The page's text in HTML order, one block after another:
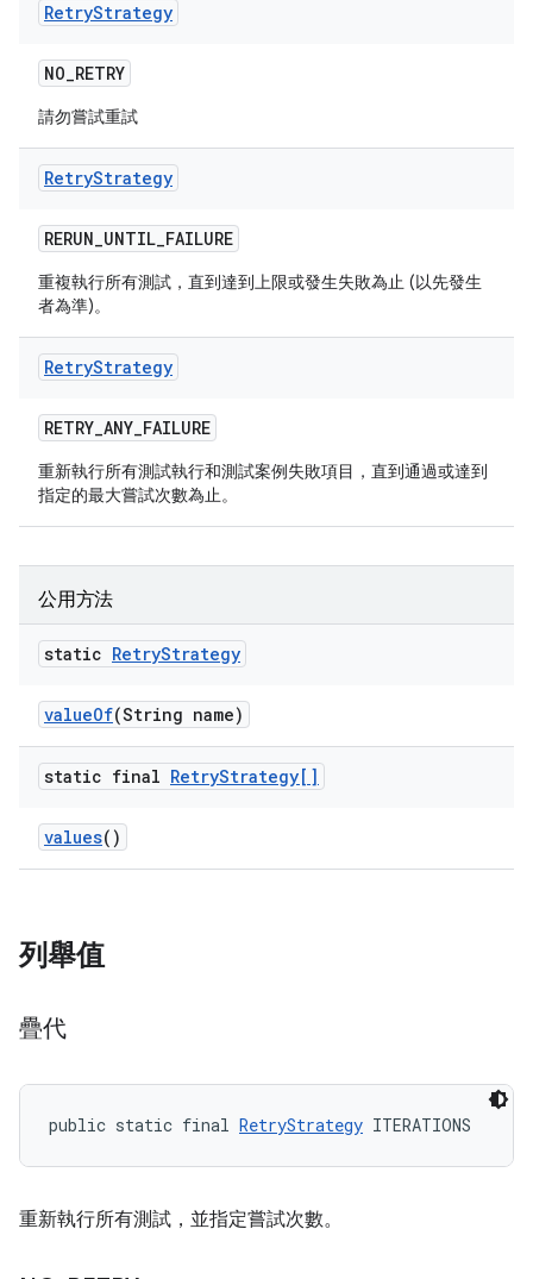
RetryStrategy
NO_RETRY
請勿嘗試重試
RetryStrategy
RERUN_UNTIL_FAILURE
重複執行所有測試，直到達到上限或發生失敗為止 (以先發生
者為準)。
RetryStrategy
RETRY_ANY_FAILURE
重新執行所有測試執行和測試案例失敗項目，直到通過或達到
指定的最大嘗試次數為止。
公用方法
static RetryStrategy
valueOf(String name)
static final RetryStrategy[]
values()
列舉值
疊代
public static final RetryStrategy ITERATIONS
重新執行所有測試，並指定嘗試次數。